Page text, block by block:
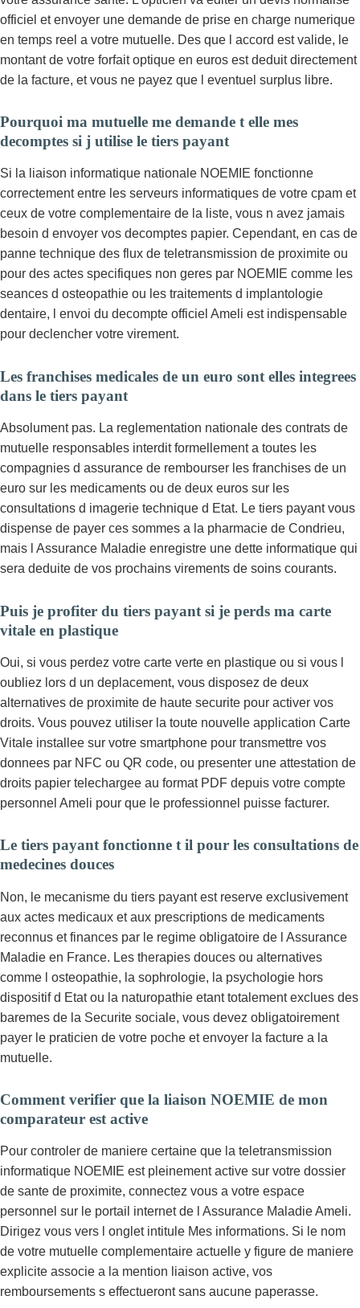
officiel et envoyer une demande de prise en charge numerique
en temps reel a votre mutuelle. Des que l accord est valide, le
montant de votre forfait optique en euros est deduit directement
de la facture, et vous ne payez que l eventuel surplus libre.
Pourquoi ma mutuelle me demande t elle mes
decomptes si j utilise le tiers payant
Si la liaison informatique nationale NOEMIE fonctionne
correctement entre les serveurs informatiques de votre cpam et
ceux de votre complementaire de la liste, vous n avez jamais
besoin d envoyer vos decomptes papier. Cependant, en cas de
panne technique des flux de teletransmission de proximite ou
pour des actes specifiques non geres par NOEMIE comme les
seances d osteopathie ou les traitements d implantologie
dentaire, l envoi du decompte officiel Ameli est indispensable
pour declencher votre virement.
Les franchises medicales de un euro sont elles integrees
dans le tiers payant
Absolument pas. La reglementation nationale des contrats de
mutuelle responsables interdit formellement a toutes les
compagnies d assurance de rembourser les franchises de un
euro sur les medicaments ou de deux euros sur les
consultations d imagerie technique d Etat. Le tiers payant vous
dispense de payer ces sommes a la pharmacie de Condrieu,
mais l Assurance Maladie enregistre une dette informatique qui
sera deduite de vos prochains virements de soins courants.
Puis je profiter du tiers payant si je perds ma carte
vitale en plastique
Oui, si vous perdez votre carte verte en plastique ou si vous l
oubliez lors d un deplacement, vous disposez de deux
alternatives de proximite de haute securite pour activer vos
droits. Vous pouvez utiliser la toute nouvelle application Carte
Vitale installee sur votre smartphone pour transmettre vos
donnees par NFC ou QR code, ou presenter une attestation de
droits papier telechargee au format PDF depuis votre compte
personnel Ameli pour que le professionnel puisse facturer.
Le tiers payant fonctionne t il pour les consultations de
medecines douces
Non, le mecanisme du tiers payant est reserve exclusivement
aux actes medicaux et aux prescriptions de medicaments
reconnus et finances par le regime obligatoire de l Assurance
Maladie en France. Les therapies douces ou alternatives
comme l osteopathie, la sophrologie, la psychologie hors
dispositif d Etat ou la naturopathie etant totalement exclues des
baremes de la Securite sociale, vous devez obligatoirement
payer le praticien de votre poche et envoyer la facture a la
mutuelle.
Comment verifier que la liaison NOEMIE de mon
comparateur est active
Pour controler de maniere certaine que la teletransmission
informatique NOEMIE est pleinement active sur votre dossier
de sante de proximite, connectez vous a votre espace
personnel sur le portail internet de l Assurance Maladie Ameli.
Dirigez vous vers l onglet intitule Mes informations. Si le nom
de votre mutuelle complementaire actuelle y figure de maniere
explicite associe a la mention liaison active, vos
remboursements s effectueront sans aucune paperasse.